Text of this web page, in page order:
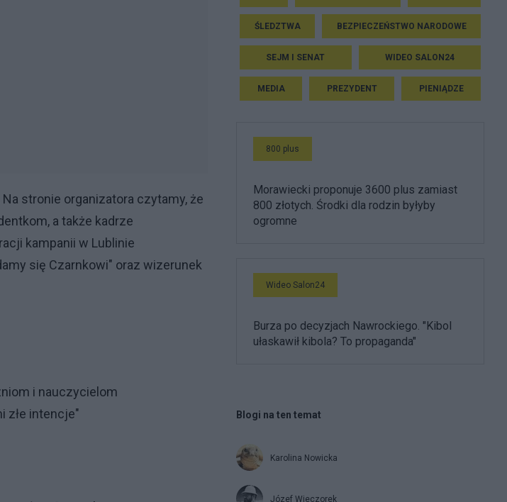
stronie organizatora czytamy, że
a także kadrze
kampanii w Lublinie
się Czarnkowi" oraz wizerunek
i nauczycielom
złe intencje"
ŚLEDZTWA BEZPIECZEŃSTWO NARODOWE
SEJM I SENAT WIDEO SALON24
MEDIA PREZYDENT PIENIĄDZE
800 plus
Morawiecki proponuje 3600 plus zamiast
800 złotych. Środki dla rodzin byłyby
ogromne
Wideo Salon24
Burza po decyzjach Nawrockiego. "Kibol
ułaskawił kibola? To propaganda"
Blogi na ten temat
Karolina Nowicka
Józef Wieczorek